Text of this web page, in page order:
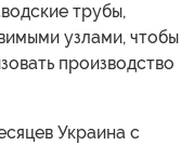
трубы,
узлами, чтобы
производство
Украина с